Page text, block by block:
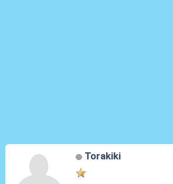
Torakiki